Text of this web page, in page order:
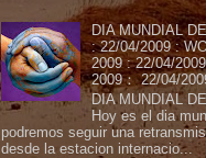
DIA MUNDIAL
: 22/04/2009 :
2009 : 22/04/
2009： 22/04/
DIA MUNDIAL
Hoy es el dia
podremos seguir una
desde la estacion internacio...